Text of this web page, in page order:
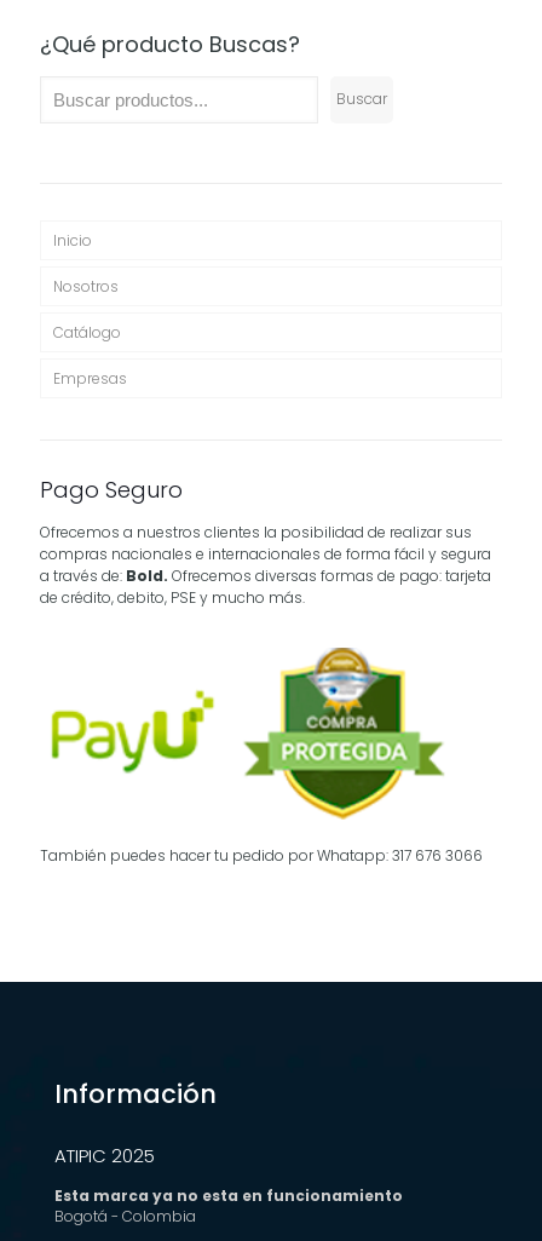
¿Qué producto Buscas?
Buscar
Inicio
Nosotros
Catálogo
Empresas
Pago Seguro
Ofrecemos a nuestros clientes la posibilidad de realizar sus
compras nacionales e internacionales de forma fácil y segura
a través de: Bold. Ofrecemos diversas formas de pago: tarjeta
de crédito, debito, PSE y mucho más.
También puedes hacer tu pedido por Whatapp: 317 676 3066
Información
ATIPIC 2025
Esta marca ya no esta en funcionamiento
Bogotá - Colombia